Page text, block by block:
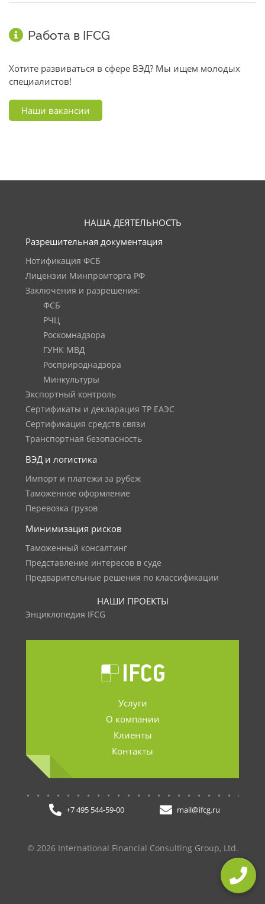
Работа в IFCG
Хотите развиваться в сфере ВЭД? Мы ищем молодых
специалистов!
Наши вакансии
НАША ДЕЯТЕЛЬНОСТЬ
Разрешительная документация
Нотификация ФСБ
Лицензии Минпромторга РФ
Заключения и разрешения:
ФСБ
РЧЦ
Роскомнадзора
ГУНК МВД
Росприроднадзора
Минкультуры
Экспортный контроль
Сертификаты и декларация ТР ЕАЭС
Сертификация средств связи
Транспортная безопасность
ВЭД и логистика
Импорт и платежи за рубеж
Таможенное оформление
Перевозка грузов
Минимизация рисков
Таможенный консалтинг
Представление интересов в суде
Предварительные решения по классификации
НАШИ ПРОЕКТЫ
Энциклопедия IFCG
Услуги
О компании
Клиенты
Контакты
+7 495 544-59-00 mail@ifcg.ru
© 2026 International Financial Consulting Group, Ltd.